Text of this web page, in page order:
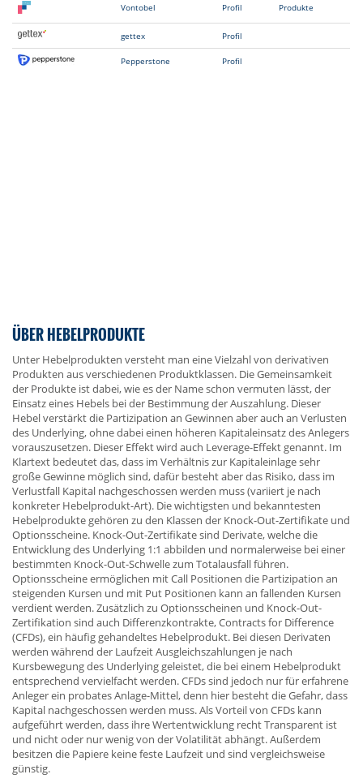
Vontobel Profil Produkte
gettex Profil
Pepperstone Profil
ÜBER HEBELPRODUKTE
Unter Hebelprodukten versteht man eine Vielzahl von derivativen
Produkten aus verschiedenen Produktklassen. Die Gemeinsamkeit
der Produkte ist dabei, wie es der Name schon vermuten lässt, der
Einsatz eines Hebels bei der Bestimmung der Auszahlung. Dieser
Hebel verstärkt die Partizipation an Gewinnen aber auch an Verlusten
des Underlying, ohne dabei einen höheren Kapitaleinsatz des Anlegers
vorauszusetzen. Dieser Effekt wird auch Leverage-Effekt genannt. Im
Klartext bedeutet das, dass im Verhältnis zur Kapitaleinlage sehr
große Gewinne möglich sind, dafür besteht aber das Risiko, dass im
Verlustfall Kapital nachgeschossen werden muss (variiert je nach
konkreter Hebelprodukt-Art). Die wichtigsten und bekanntesten
Hebelprodukte gehören zu den Klassen der Knock-Out-Zertifikate und
Optionsscheine. Knock-Out-Zertifikate sind Derivate, welche die
Entwicklung des Underlying 1:1 abbilden und normalerweise bei einer
bestimmten Knock-Out-Schwelle zum Totalausfall führen.
Optionsscheine ermöglichen mit Call Positionen die Partizipation an
steigenden Kursen und mit Put Positionen kann an fallenden Kursen
verdient werden. Zusätzlich zu Optionsscheinen und Knock-Out-
Zertifikation sind auch Differenzkontrakte, Contracts for Difference
(CFDs), ein häufig gehandeltes Hebelprodukt. Bei diesen Derivaten
werden während der Laufzeit Ausgleichszahlungen je nach
Kursbewegung des Underlying geleistet, die bei einem Hebelprodukt
entsprechend vervielfacht werden. CFDs sind jedoch nur für erfahrene
Anleger ein probates Anlage-Mittel, denn hier besteht die Gefahr, dass
Kapital nachgeschossen werden muss. Als Vorteil von CFDs kann
aufgeführt werden, dass ihre Wertentwicklung recht Transparent ist
und nicht oder nur wenig von der Volatilität abhängt. Außerdem
besitzen die Papiere keine feste Laufzeit und sind vergleichsweise
günstig.